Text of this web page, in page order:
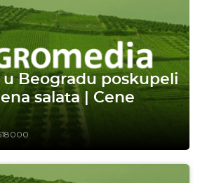
u Beogradu poskupeli
salata | Cene